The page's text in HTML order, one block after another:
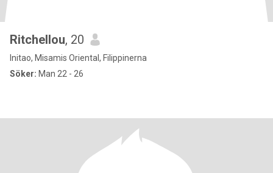
Ritchellou, 20
Initao, Misamis Oriental, Filippinerna
Söker: Man 22 - 26